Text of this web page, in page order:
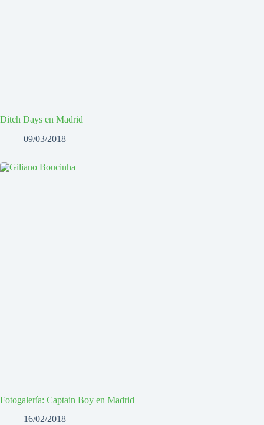
Ditch Days en Madrid
09/03/2018
Fotogalería: Captain Boy en Madrid
16/02/2018